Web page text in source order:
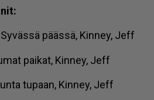
pääs­sä, Kin­ney, Jeff
pai­kat, Kin­ney, Jeff
tu­paan, Kin­ney, Jeff